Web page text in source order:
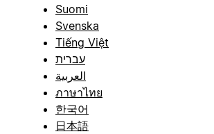
Suomi
Svenska
Tiếng Việt
עברית
العربية
ภาษาไทย
한국어
日本語